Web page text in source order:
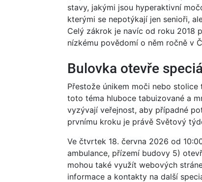
stavy, jakými jsou hyperaktivní
kterými se nepotýkají jen senioři,
Celý zákrok je navíc od roku 2018
nízkému povědomí o něm ročně v
Bulovka otevře
Přestože únikem moči nebo
toto téma hluboce tabuizované a
vyzývají veřejnost, aby případné
prvnímu kroku je právě Světový
Ve čtvrtek 18. června 2026 od
ambulance, přízemí budovy 5)
mohou také využít webových
informace a kontakty na další